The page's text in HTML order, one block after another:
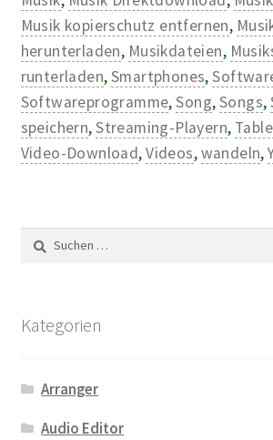
Musik kopierschutz entfernen,
herunterladen, Musikdateien,
runterladen,Smartphones,
Softwareprogramme,Song,Songs,
speichern,Streaming-Playern,
Video-Download,Videos,wandeln,
Suchen
nach:
Kategorien
Arranger
Audio Editor